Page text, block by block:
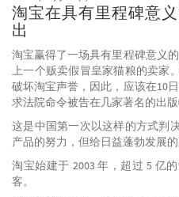
淘宝在具有里程碑意
出
淘宝赢得了一场具有里程碑意义
上一个贩卖假冒皇家猫粮的卖家
破坏淘宝声誉，因此，应该在10
求法院命令被告在几家著名的出
这是中国第一次以这样的方式判
产品的努力，但给日益蓬勃发展
淘宝始建于 2003 年，超过 5 亿
客。